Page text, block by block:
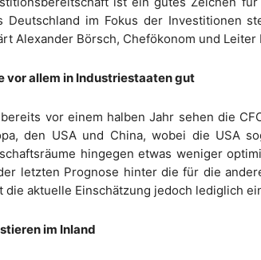
Deutschland im Fokus der Investitionen
Alexander Börsch, Chefökonom und Leiter
vor allem in Industriestaaten gut
vor einem halben Jahr sehen die
den USA und China, wobei die USA
hingegen etwas weniger
letzten Prognose hinter die für die
die aktuelle Einschätzung jedoch lediglich
im Inland